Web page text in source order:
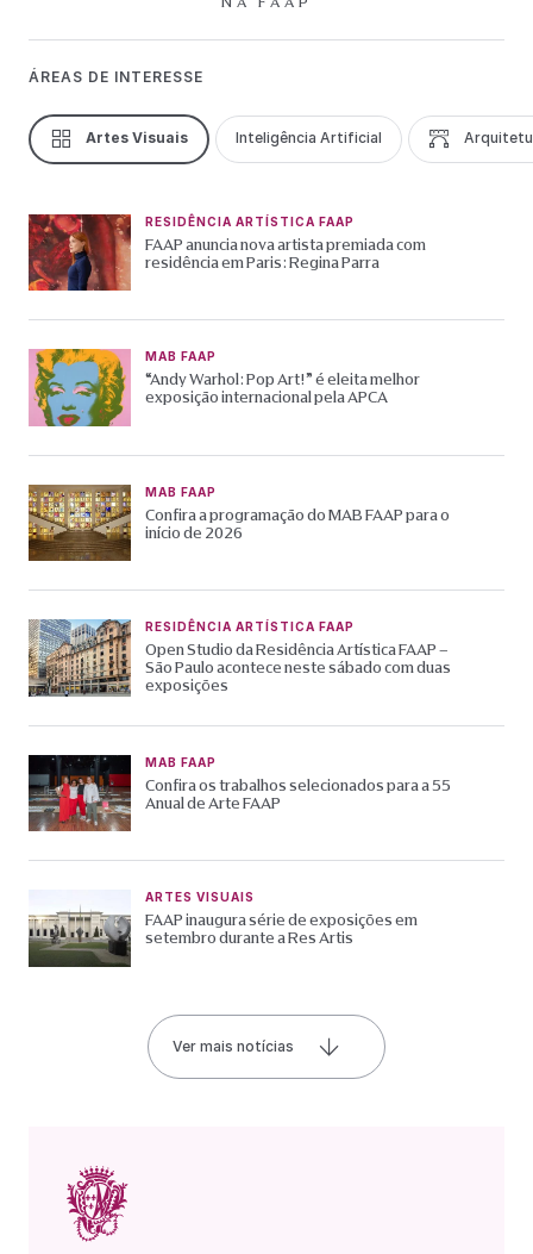
ÁREAS DE INTERESSE
Artes Visuais Inteligência Artificial
RESIDÊNCIA ARTÍSTICA FAAP
FAAP anuncia nova artista premiada com
residência em Paris: Regina Parra
MAB FAAP
“Andy Warhol: Pop Art!” é eleita melhor
exposição internacional pela APCA
MAB FAAP
Confira a programação do MAB FAAP para o
início de 2026
RESIDÊNCIA ARTÍSTICA FAAP
Open Studio da Residência Artística FAAP –
São Paulo acontece neste sábado com duas
exposições
MAB FAAP
Confira os trabalhos selecionados para a 55
Anual de Arte FAAP
ARTES VISUAIS
FAAP inaugura série de exposições em
setembro durante a Res Artis
Ver mais notícias